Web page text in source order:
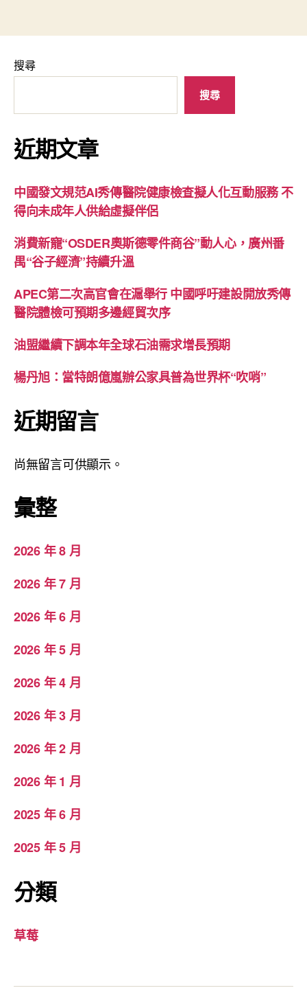
搜尋
搜尋
近期文章
中國發文規范AI秀傳醫院健康檢查擬人化互動服務 不
得向未成年人供給虛擬伴侶
消費新寵“OSDER奧斯德零件商谷”動人心，廣州番
禺“谷子經濟”持續升溫
APEC第二次高官會在滬舉行 中國呼吁建設開放秀傳
醫院體檢可預期多邊經貿次序
油盟繼續下調本年全球石油需求增長預期
楊丹旭：當特朗億嵐辦公家具普為世界杯“吹哨”
近期留言
尚無留言可供顯示。
彙整
2026 年 8 月
2026 年 7 月
2026 年 6 月
2026 年 5 月
2026 年 4 月
2026 年 3 月
2026 年 2 月
2026 年 1 月
2025 年 6 月
2025 年 5 月
分類
草莓